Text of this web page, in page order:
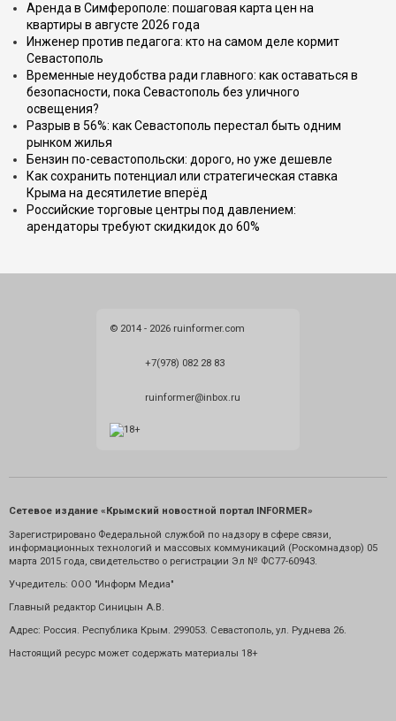
Аренда в Симферополе: пошаговая карта цен на
квартиры в августе 2026 года
Инженер против педагога: кто на самом деле кормит
Севастополь
Временные неудобства ради главного: как оставаться в
безопасности, пока Севастополь без уличного
освещения?
Разрыв в 56%: как Севастополь перестал быть одним
рынком жилья
Бензин по-севастопольски: дорого, но уже дешевле
Как сохранить потенциал или стратегическая ставка
Крыма на десятилетие вперёд
Российские торговые центры под давлением:
арендаторы требуют скидкидок до 60%
© 2014 - 2026 ruinformer.com
+7(978) 082 28 83
ruinformer@inbox.ru
Сетевое издание «Крымский новостной портал INFORMER»
Зарегистрировано Федеральной службой по надзору в сфере связи,
информационных технологий и массовых коммуникаций (Роскомнадзор) 05
марта 2015 года, свидетельство о регистрации Эл № ФС77-60943.
Учредитель: ООО "Информ Медиа"
Главный редактор Синицын А.В.
Адрес: Россия. Республика Крым. 299053. Севастополь, ул. Руднева 26.
Настоящий ресурс может содержать материалы 18+